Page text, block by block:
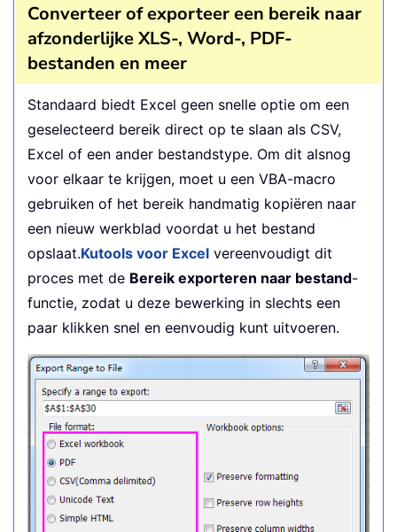
Converteer of exporteer een bereik naar
afzonderlijke XLS-, Word-, PDF-
bestanden en meer
Standaard biedt Excel geen snelle optie om een
geselecteerd bereik direct op te slaan als CSV,
Excel of een ander bestandstype. Om dit alsnog
voor elkaar te krijgen, moet u een VBA-macro
gebruiken of het bereik handmatig kopiëren naar
een nieuw werkblad voordat u het bestand
opslaat.Kutools voor Excel vereenvoudigt dit
proces met de Bereik exporteren naar bestand-
functie, zodat u deze bewerking in slechts een
paar klikken snel en eenvoudig kunt uitvoeren.